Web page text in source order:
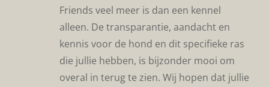
Friends veel meer is dan een kennel
alleen. De transparantie, aandacht en
kennis voor de hond en dit specifieke ras
die jullie hebben, is bijzonder mooi om
overal in terug te zien. Wij hopen dat jullie